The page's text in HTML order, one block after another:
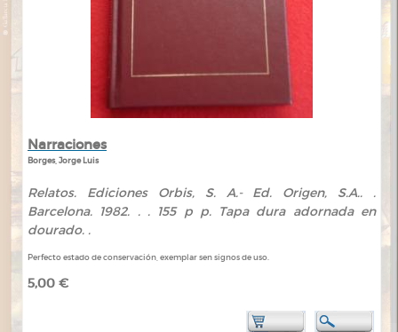
Narraciones
Borges, Jorge Luis
Relatos. Ediciones Orbis, S. A.- Ed. Origen, S.A.. .
Barcelona. 1982. . . 155 p p. Tapa dura adornada en
dourado. .
Perfecto estado de conservación, exemplar sen signos de uso.
5,00 €